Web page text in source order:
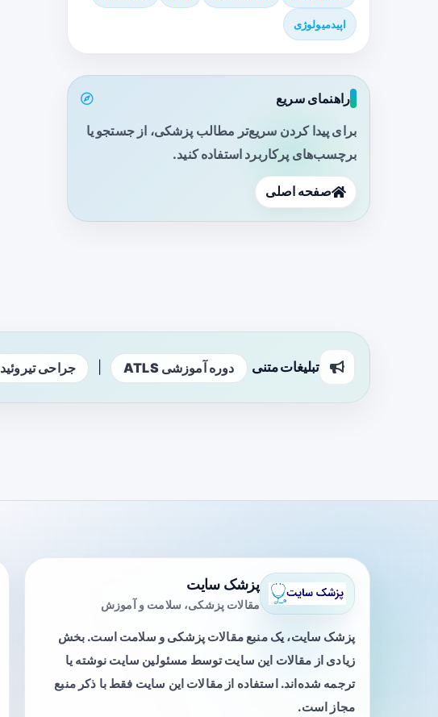
اپیدمیولوژی
راهنمای سریع
برای پیدا کردن سریع‌تر مطالب پزشکی، از جستجو یا
برچسب‌های پرکاربرد استفاده کنید.
صفحه اصلی
تبلیغات متنی دوره آموزشی ATLS جراحی تیروئید
پزشک سایت
مقالات پزشکی، سلامت و آموزش
پزشک سایت، یک منبع مقالات پزشکی و سلامت است. بخش
زیادی از مقالات این سایت توسط مسئولین سایت نوشته یا
ترجمه شده‌اند. استفاده از مقالات این سایت فقط با ذکر منبع
مجاز است.